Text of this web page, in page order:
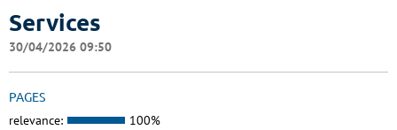
Services
30/04/2026 09:50
PAGES
relevance: 100%